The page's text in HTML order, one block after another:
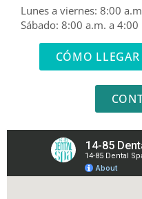
Lunes a viernes: 8:00
Sábado: 8:00 a.m. a 4:00
CÓMO